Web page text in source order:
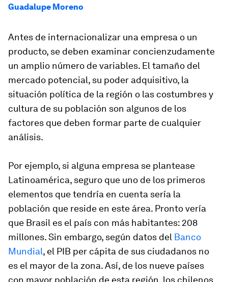
Guadalupe Moreno
Antes de internacionalizar una empresa o un
producto, se deben examinar concienzudamente
un amplio número de variables. El tamaño del
mercado potencial, su poder adquisitivo, la
situación política de la región o las costumbres y
cultura de su población son algunos de los
factores que deben formar parte de cualquier
análisis.
Por ejemplo, si alguna empresa se plantease
Latinoamérica, seguro que uno de los primeros
elementos que tendría en cuenta sería la
población que reside en este área. Pronto vería
que Brasil es el país con más habitantes: 208
millones. Sin embargo, según datos del Banco
Mundial, el PIB per cápita de sus ciudadanos no
es el mayor de la zona. Así, de los nueve países
con mayor población de esta región, los chilenos